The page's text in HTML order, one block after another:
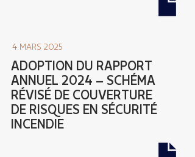
4 MARS 2025
ADOPTION DU RAPPORT
ANNUEL 2024 – SCHÉMA
RÉVISÉ DE COUVERTURE
DE RISQUES EN SÉCURITÉ
INCENDIE